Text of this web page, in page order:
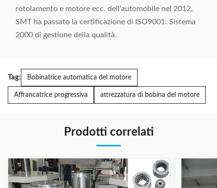
rotolamento e motore ecc. dell'automobile nel 2012,
SMT ha passato la certificazione di ISO9001: Sistema
2000 di gestione della qualità.
Tag: Bobinatrice automatica del motore
Affrancatrice progressiva attrezzatura di bobina del motore
Prodotti correlati